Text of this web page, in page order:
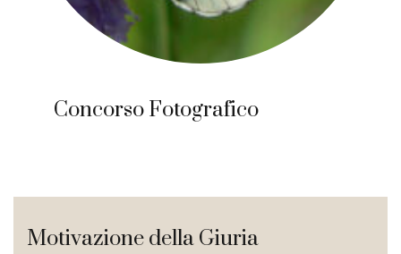
Concorso Fotografico
Motivazione della Giuria